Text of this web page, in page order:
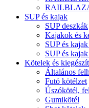
SUP és kajak
SUP deszkák
Kajakok és
SUP és
SUP és
Kötelek és
Általános
Futó kötélzet
Úszókötél,
Gumikötél